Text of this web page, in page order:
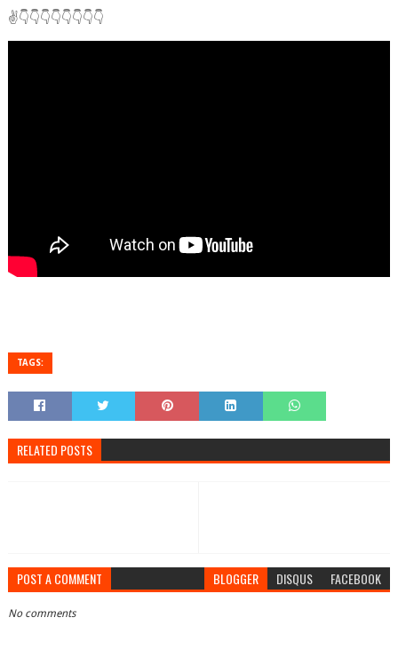
✌👇👇👇👇👇👇👇👇
TAGS:
RELATED POSTS
POST A COMMENT BLOGGER DISQUS FACEBOOK
No comments